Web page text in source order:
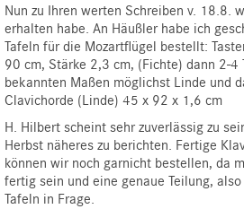
Nun zu Ihren werten Schreiben v. 18.8.
erhalten habe. An Häußler habe ich
Tafeln für die Mozartflügel bestellt:
90 cm, Stärke 2,3 cm, (Fichte) dann 2-4
bekannten Maßen möglichst Linde und
Clavichorde (Linde) 45 x 92 x 1,6 cm
H. Hilbert scheint sehr zuverlässig zu
Herbst näheres zu berichten. Fertige
können wir noch garnicht bestellen, da
fertig sein und eine genaue Teilung,
Tafeln in Frage.